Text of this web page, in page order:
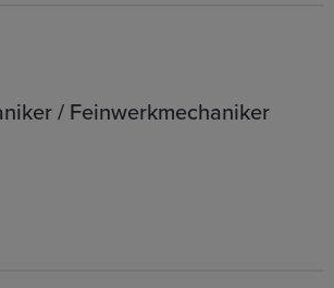
/ Feinwerkmechaniker